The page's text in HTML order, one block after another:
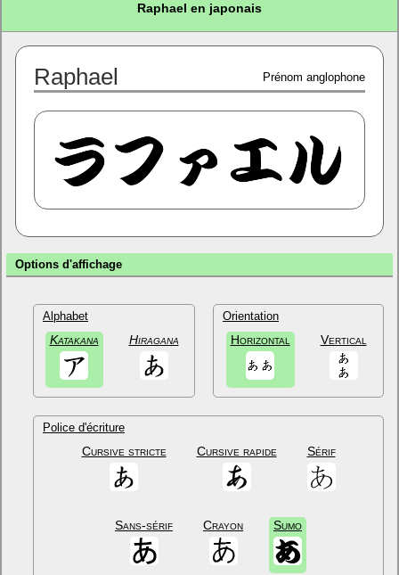
Raphael en japonais
Raphael Prénom anglophone
Options d'affichage
Alphabet
Katakana Hiragana
Orientation
Horizontal Vertical
Police d'écriture
Cursive stricte Cursive rapide Sérif
Sans-sérif Crayon Sumo